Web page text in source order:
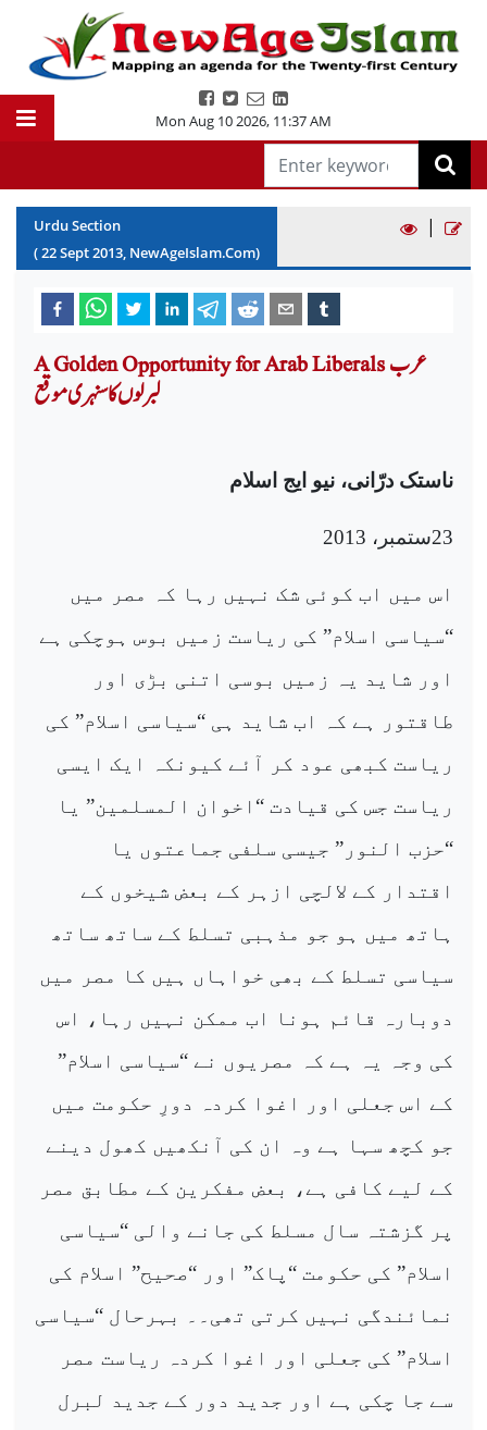
Mon Aug 10 2026, 11:37 AM
Urdu Section
(22Sept2013, NewAgeIslam.Com)
|
A Golden Opportunity for Arab Liberals عرب
لبرلوں کا سنہری موقع
ناستک درّانی، نیو ایج اسلام
23ستمبر، 2013
اس میں اب کوئی شک نہیں رہا کہ مصر میں
“سیاسی اسلام” کی ریاست زمیں بوس ہوچکی ہے
اور شاید یہ زمیں بوسی اتنی بڑی اور
طاقتور ہے کہ اب شاید ہی “سیاسی اسلام” کی
ریاست کبھی عود کر آئے کیونکہ ایک ایسی
ریاست جس کی قیادت “اخوان المسلمین” یا
“حزب النور” جیسی سلفی جماعتوں یا
اقتدار کے لالچی ازہر کے بعض شیخوں کے
ہاتھ میں ہو جو مذہبی تسلط کے ساتھ ساتھ
سیاسی تسلط کے بھی خواہاں ہیں کا مصر میں
دوبارہ قائم ہونا اب ممکن نہیں رہا، اس
کی وجہ یہ ہے کہ مصریوں نے “سیاسی اسلام”
کے اس جعلی اور اغوا کردہ دورِ حکومت میں
جو کچھ سہا ہے وہ ان کی آنکھیں کھول دینے
کے لیے کافی ہے، بعض مفکرین کے مطابق مصر
پر گزشتہ سال مسلط کی جانے والی “سیاسی
اسلام” کی حکومت “پاک” اور “صحیح” اسلام کی
نمائندگی نہیں کرتی تھی۔۔ بہرحال “سیاسی
اسلام” کی جعلی اور اغوا کردہ ریاست مصر
سے جا چکی ہے اور جدید دور کے جدید لبرل